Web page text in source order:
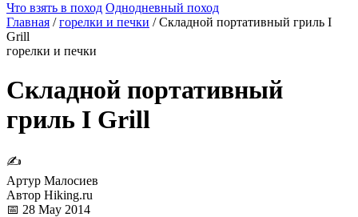
Что взять в поход Однодневный поход
Главная / горелки и печки / Складной портативный гриль I
Grill
горелки и печки
Складной портативный
гриль I Grill
✍
Артур Малосиев
Автор Hiking.ru
📅 28 May 2014